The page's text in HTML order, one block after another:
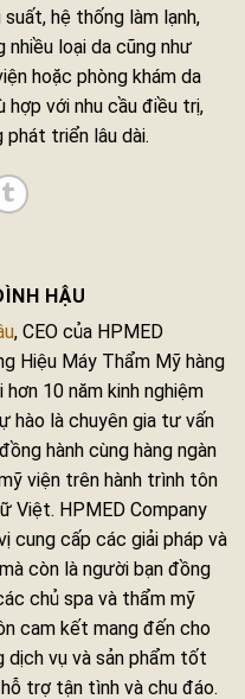
hệ thống làm lạnh,
loại da cũng như
hoặc phòng khám da
hợp với nhu cầu điều trị,
phát triển lâu dài.
HẬU
, CEO của HPMED
Hiệu Máy Thẩm Mỹ hàng
10 năm kinh nghiệm
hào là chuyên gia tư vấn
hành cùng hàng ngàn
viện trên hành trình tôn
Việt. HPMED Company
cung cấp các giải pháp và
còn là người bạn đồng
chủ spa và thẩm mỹ
cam kết mang đến cho
dịch vụ và sản phẩm tốt
trợ tận tình và chu đáo.